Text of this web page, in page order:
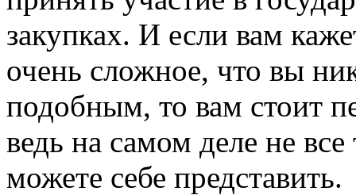
закупках. И если вам
очень сложное, что вы
подобным, то вам стоит
ведь на самом деле не
можете себе представить.